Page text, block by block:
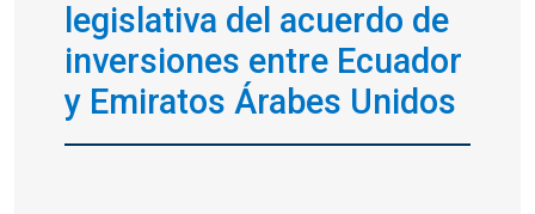
legislativa del acuerdo de
inversiones entre Ecuador
y Emiratos Árabes Unidos